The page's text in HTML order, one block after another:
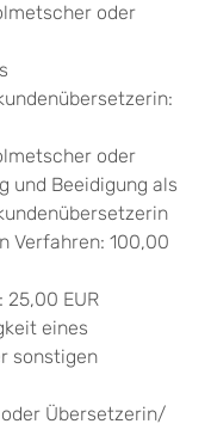
oder
oder
und Beeidigung als
Verfahren: 100,00
25,00 EUR
eines
sonstigen
Übersetzerin/